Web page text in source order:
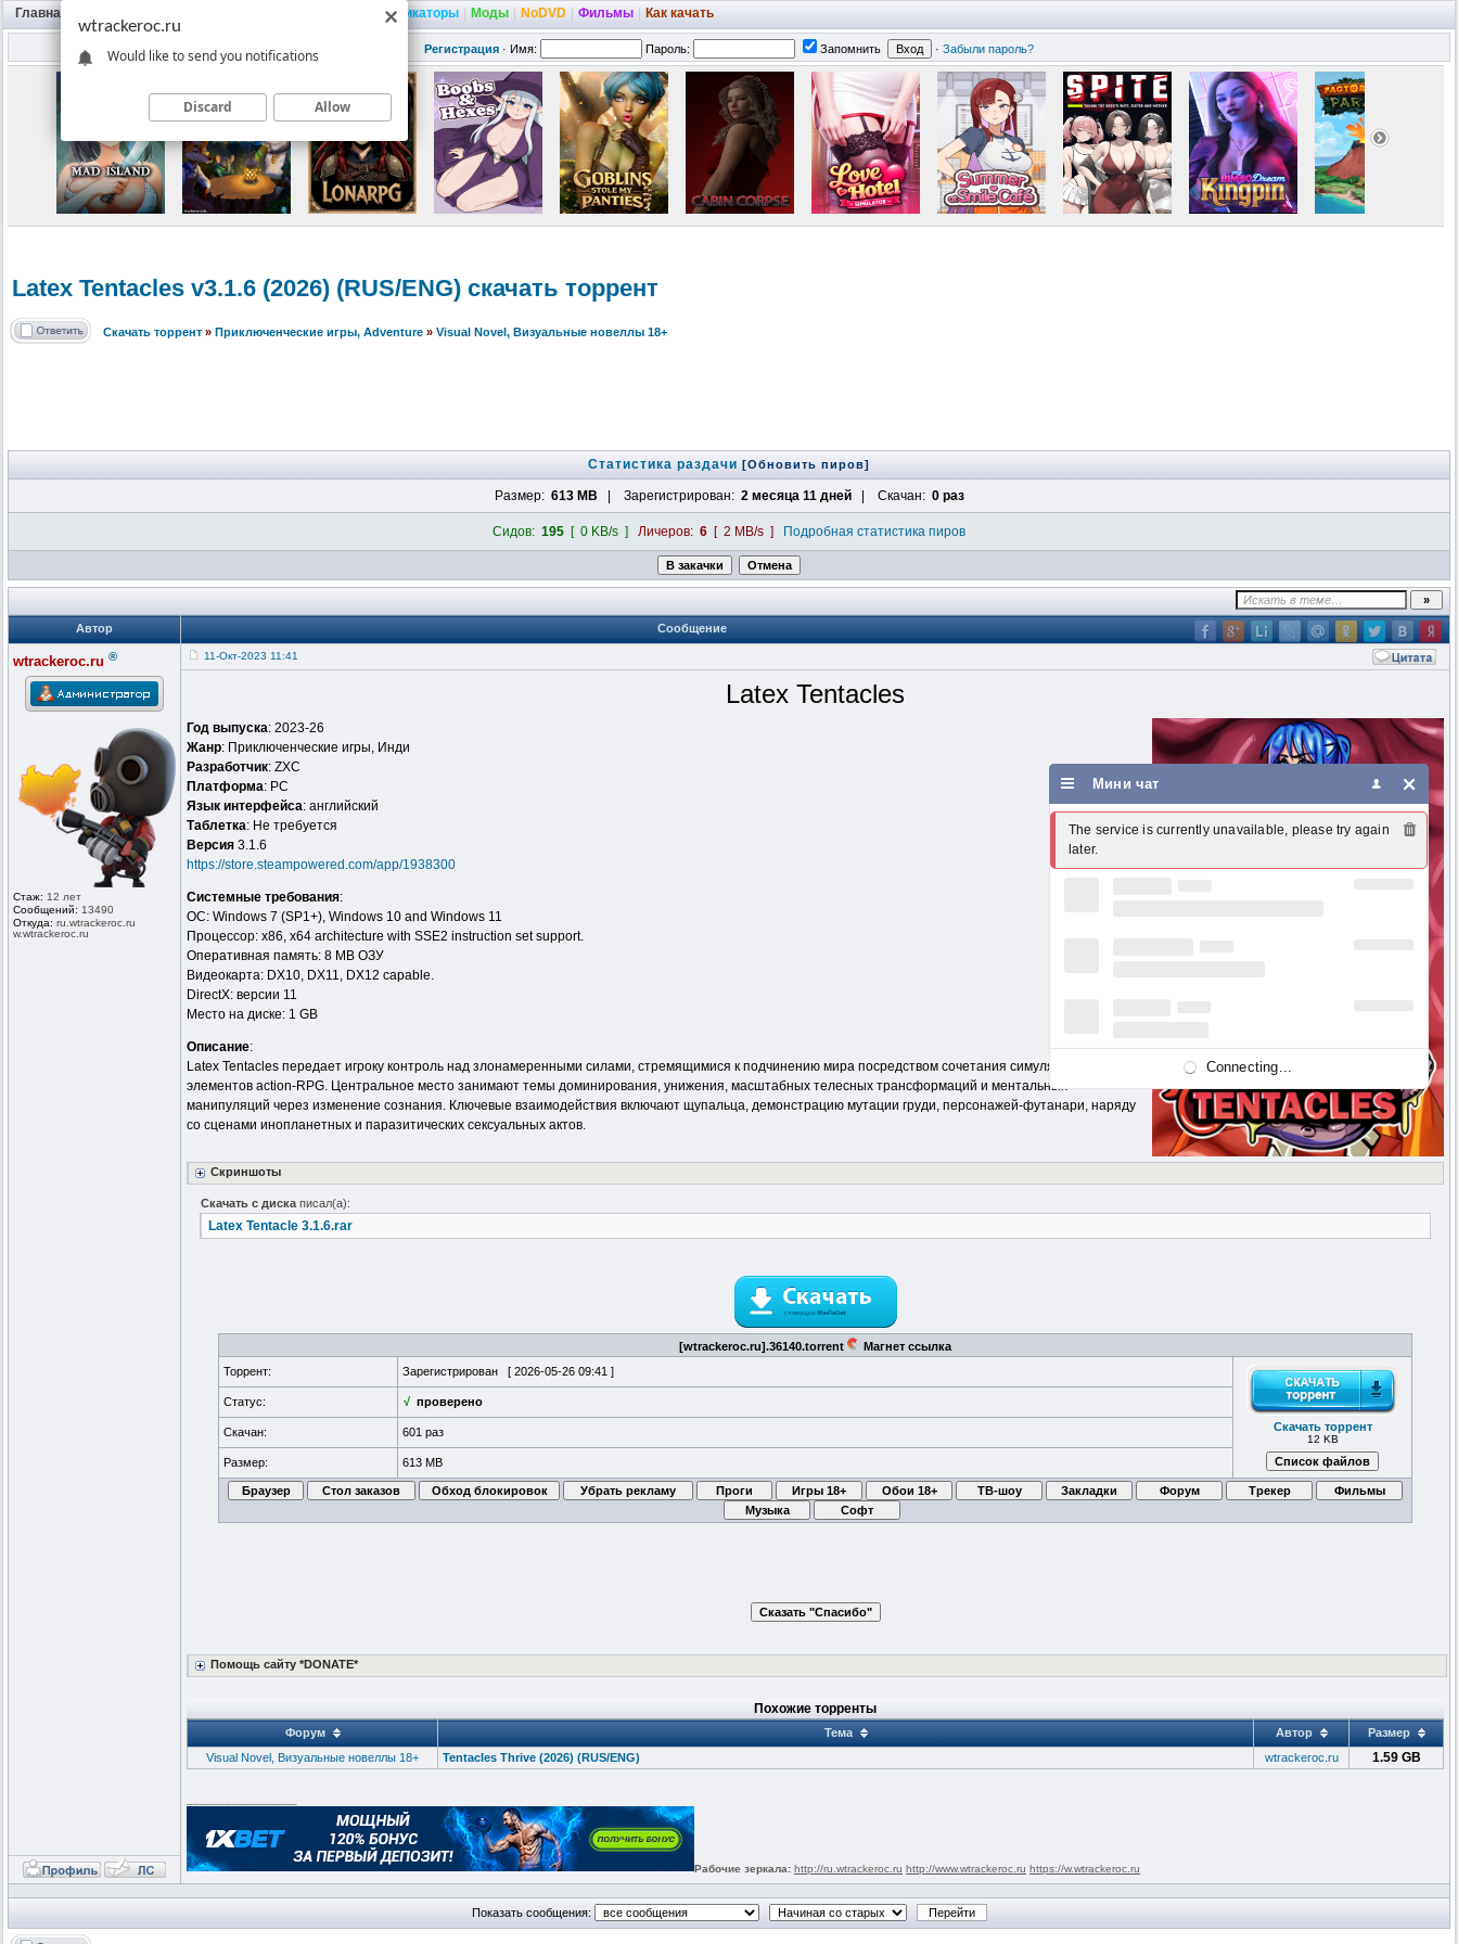
Главная Русификаторы Моды NoDVD Фильмы Как качать
Регистрация · Имя: Пароль: Запомнить · Забыли пароль?
Latex Tentacles v3.1.6 (2026) (RUS/ENG) скачать торрент
Скачать торрент » Приключенческие игры, Adventure » Visual Novel, Визуальные новеллы 18+
Статистика раздачи [Обновить пиров]
Размер: 613 MB | Зарегистрирован: 2 месяца 11 дней| Скачан: 0 раз
Сидов: 195 [ 0 KB/s ] Личеров: 6 [ 2 MB/s ] Подробная статистика пиров
Автор Сообщение
wtrackeroc.ru ®
Стаж: 12 лет
Сообщений: 13490
Откуда: ru.wtrackeroc.ru
w.wtrackeroc .ru
11-Окт-2023 11:41
Latex Tentacles
Год выпуска: 2023-26
Жанр: Приключенческие игры, Инди
Разработчик: ZXC
Платформа: PC
Язык интерфейса: английский
Таблeтка: Не требуется
Версия 3.1.6
https://store.steampowered.com/app/1938300
Системные требования:
ОС: Windows 7 (SP1+), Windows 10 and Windows 11
Процессор: x86, x64 architecture with SSE2 instruction set support.
Оперативная память: 8 MB ОЗУ
Видеокарта: DX10, DX11, DX12 capable.
DirectX: версии 11
Место на диске: 1 GB
Описание:
Latex Tentacles передает игроку контроль над злонамеренными силами, стремящимися к подчинению мира посредством сочетания симуляции и
элементов action-RPG. Центральное место занимают темы доминирования, унижения, масштабных телесных трансформаций и ментальных
манипуляций через изменение сознания. Ключевые взаимодействия включают щупальца, демонстрацию мутации груди, персонажей-футанари, наряду
со сценами инопланетных и паразитических сексуальных актов.
Скриншоты
Скачать с дискаписал(а):
Latex Tentacle 3.1.6.rar
[wtrackeroc.ru].36140.torrent
Магнет ссылка
Торрент:
Зарегистрирован [ 2026-05-26 09:41 ]
Скачать торрент
12 KB
Статус: √ проверено
Скачан: 601 раз
Размер: 613 MB
Помощь сайту *DONATE*
Похожие торренты
Форум Тема Автор
Размер
Visual Novel, Визуальные новеллы 18+
Tentacles Thrive (2026) (RUS/ENG) wtrackeroc.ru 1.59 GB
Рабочие зеркала: http://ru.wtrackeroc.ru http://www.wtrackeroc.ru https://w.wtrackeroc.ru
Показать сообщения:
wtrackeroc.ru
Would like to send you notifications
Discard Allow
Мини чат
The service is currently unavailable, please try again
later.
Connecting...